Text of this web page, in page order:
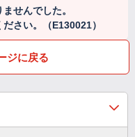
せんでした。
さい。（E130021）
ジに戻る